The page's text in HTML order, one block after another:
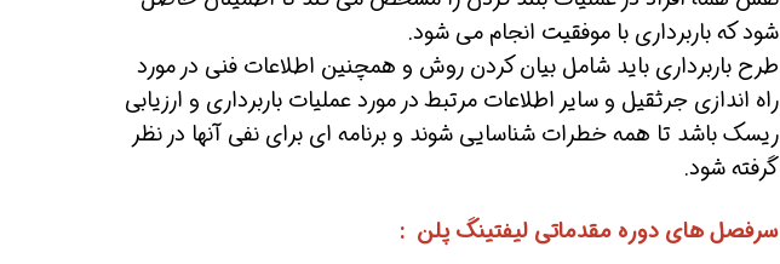
شود که باربرداری با موفقیت انجام می شود.
طرح باربرداری باید شامل بیان کردن روش و همچنین اطلاعات فنی در مورد
راه اندازی جرثقیل و سایر اطلاعات مرتبط در مورد عملیات باربرداری و ارزیابی
ریسک باشد تا همه خطرات شناسایی شوند و برنامه ای برای نفی آنها در نظر
گرفته شود.
سرفصل های دوره مقدماتی لیفتینگ پلن :